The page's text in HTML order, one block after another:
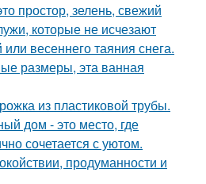
простор, зелень, свежий
которые не исчезают
весеннего таяния снега.
размеры, эта ванная
из пластиковой трубы.
дом - это место, где
сочетается с уютом.
продуманности и